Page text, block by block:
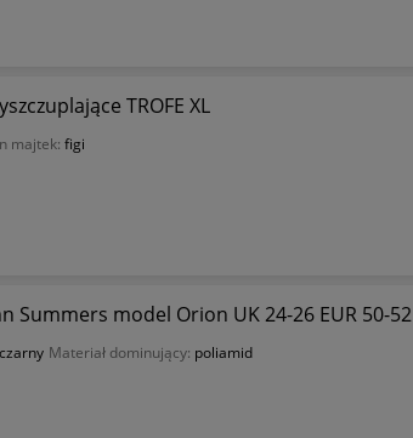
TROFE XL
majtek: figi
Summers model Orion UK 24-26 EUR 50-52
czarny Materiał dominujący: poliamid